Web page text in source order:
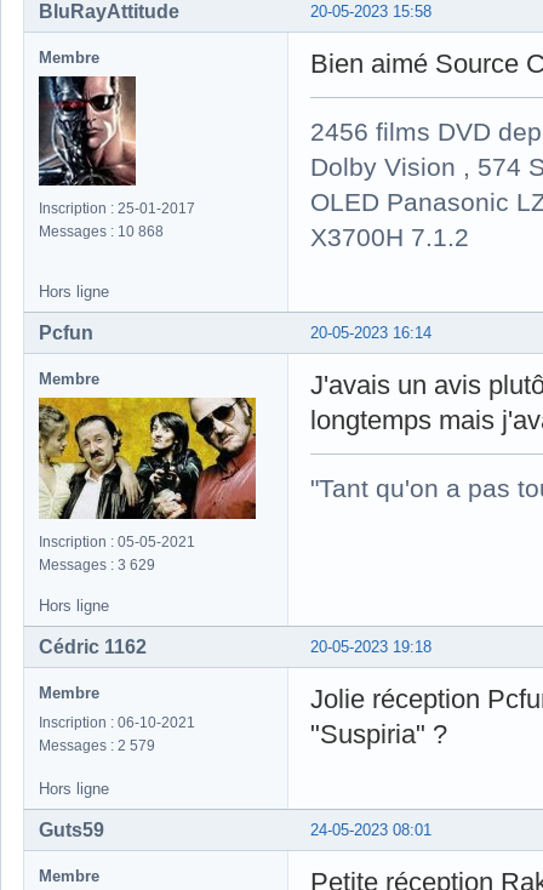
20-05-2023 15:58
BluRayAttitude
Membre
Inscription : 25-01-2017
Messages : 10 868
Bien aimé Source
2456 films DVD
Dolby Vision , 574
OLED Panasonic
X3700H 7.1.2
Hors ligne
20-05-2023 16:14
Pcfun
Membre
Inscription : 05-05-2021
Messages : 3 629
J'avais un avis
longtemps mais
"Tant qu'on a pas
Hors ligne
20-05-2023 19:18
Cédric 1162
Membre
Inscription : 06-10-2021
Messages : 2 579
Jolie réception
"Suspiria" ?
Hors ligne
24-05-2023 08:01
Guts59
Membre Petite réception